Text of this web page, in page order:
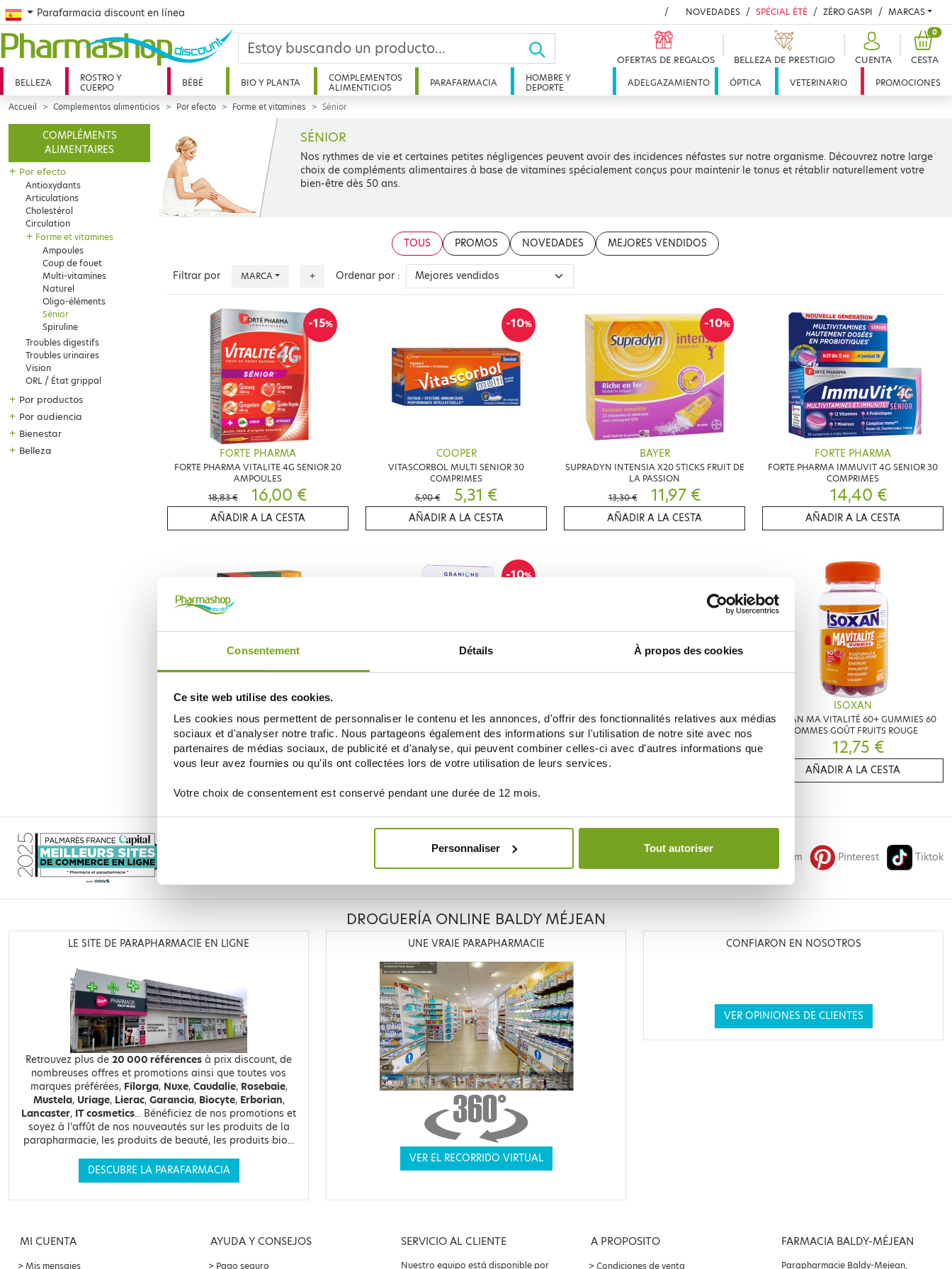
Consentement Détails À propos des cookies
Ce site web utilise des cookies.
Les cookies nous permettent de personnaliser le contenu et les annonces, d'offrir des fonctionnalités relatives aux médias
sociaux et d'analyser notre trafic. Nous partageons également des informations sur l'utilisation de notre site avec nos
partenaires de médias sociaux, de publicité et d'analyse, qui peuvent combiner celles-ci avec d'autres informations que
vous leur avez fournies ou qu'ils ont collectées lors de votre utilisation de leurs services.
Votre choix de consentement est conservé pendant une durée de 12 mois.
Personnaliser Tout autoriser
Spanish
Parafarmacia discount en línea NOVEDADES SPÉCIAL ÉTÉ ZÉRO GASPI MARCAS
OFERTAS DE REGALOS BELLEZA DE PRESTIGIO CUENTA CESTA
0
BELLEZA
ROSTRO Y
CUERPO
BÉBÉ BIO Y PLANTA
COMPLEMENTOS
ALIMENTICIOS
PARAFARMACIA
HOMBRE Y
DEPORTE
ADELGAZAMIENTO ÓPTICA VETERINARIO PROMOCIONES
Accueil Complementos alimenticios Por efecto Forme et vitamines Sénior
COMPLÉMENTS
ALIMENTAIRES
+ Por efecto
Antioxydants
Articulations
Cholestérol
Circulation
+ Forme et vitamines
Ampoules
Coup de fouet
Multi-vitamines
Naturel
Oligo-éléments
Sénior
Spiruline
Troubles digestifs
Troubles urinaires
Vision
ORL / État grippal
+ Por productos
+ Por audiencia
+ Bienestar
+ Belleza
SÉNIOR
Nos rythmes de vie et certaines petites négligences peuvent avoir des incidences néfastes sur notre organisme. Découvrez notre large
choix de compléments alimentaires à base de vitamines spécialement conçus pour maintenir le tonus et rétablir naturellement votre
bien-être dès 50 ans.
TOUS PROMOS NOVEDADES MEJORES VENDIDOS
Filtrar por MARCA + Ordenar por :
-15%
FORTE PHARMA
FORTE PHARMA VITALITE 4G SENIOR 20
AMPOULES
18,83 €
16,00 €
AÑADIR A LA CESTA
-10%
COOPER
VITASCORBOL MULTI SENIOR 30
COMPRIMES
5,90 €
5,31 €
AÑADIR A LA CESTA
-10%
BAYER
SUPRADYN INTENSIA X20 STICKS FRUIT DE
LA PASSION
13,30 €
11,97 €
AÑADIR A LA CESTA
FORTE PHARMA
FORTE PHARMA IMMUVIT 4G SENIOR 30
COMPRIMES
14,40 €
AÑADIR A LA CESTA
SANTAROME
SANTAROME VITA'MAX MULTIVITAMINES
SENIOR 50+ 30 COMPRIMES
11,50 €
AÑADIR A LA CESTA
-10%
GRANIONS VITAMINERIS SÉNIOR 30
COMPRIMÉS GOÛT CASSIS
8,50 €
7,65 €
AÑADIR A LA CESTA
OSCILLO VITALITÉ ADULTES 50+ 20
COMPRIMÉS GOÛT ORANGE
10,45 €
AÑADIR A LA CESTA
ISOXAN
ISOXAN MA VITALITÉ 60+ GUMMIES 60
GOMMES GOÛT FRUITS ROUGE
12,75 €
AÑADIR A LA CESTA
Je souhaite m'inscrire à la newsletter Instagram Pinterest Tiktok
DROGUERÍA ONLINE BALDY MÉJEAN
LE SITE DE PARAPHARMACIE EN LIGNE
Retrouvez plus de 20 000 références à prix discount, de
nombreuses offres et promotions ainsi que toutes vos
marques préférées, Filorga, Nuxe, Caudalie, Rosebaie,
Mustela, Uriage, Lierac, Garancia, Biocyte, Erborian,
Lancaster, IT cosmetics... Bénéficiez de nos promotions et
soyez à l'affût de nos nouveautés sur les produits de la
parapharmacie, les produits de beauté, les produits bio...
DESCUBRE LA PARAFARMACIA
UNE VRAIE PARAPHARMACIE
VER EL RECORRIDO VIRTUAL
CONFIARON EN NOSOTROS
VER OPINIONES DE CLIENTES
MI CUENTA
Mis mensajes
AYUDA Y CONSEJOS
Pago seguro
SERVICIO AL CLIENTE
Nuestro equipo está disponible por
A PROPOSITO
Condiciones de venta
FARMACIA BALDY-MÉJEAN
Parapharmacie Baldy-Mejean,